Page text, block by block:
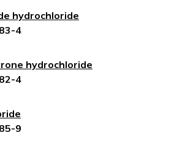
hydrochloride
4
hydrochloride
4
9